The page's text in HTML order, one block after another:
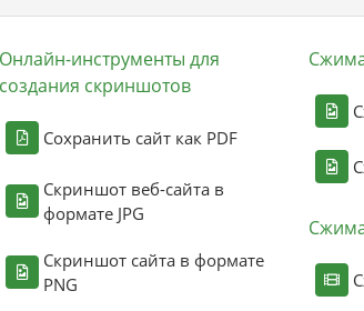
Онлайн-инструменты для
создания скриншотов
Сохранить сайт как PDF
Скриншот веб-сайта в
формате JPG
Скриншот сайта в формате
PNG